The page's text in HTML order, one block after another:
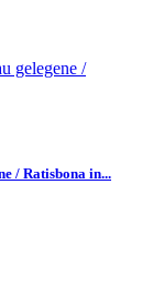
/ Ratisbona in...